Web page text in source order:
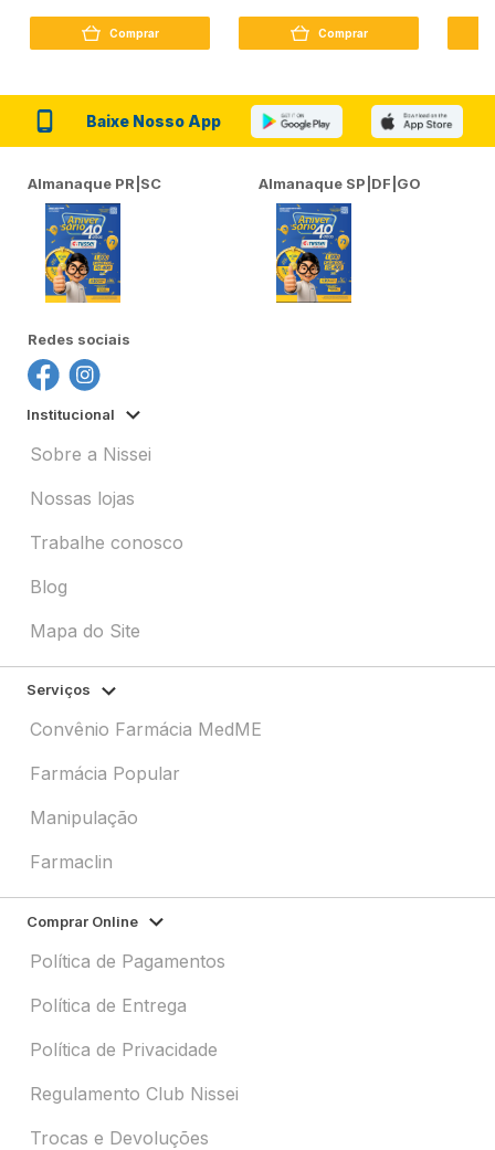
Comprar Comprar
Baixe Nosso App
Almanaque PR|SC Almanaque SP|DF|GO
Redes sociais
Institucional
Sobre a Nissei
Nossas lojas
Trabalhe conosco
Blog
Mapa do Site
Serviços
Convênio Farmácia MedME
Farmácia Popular
Manipulação
Farmaclin
Comprar Online
Política de Pagamentos
Política de Entrega
Política de Privacidade
Regulamento Club Nissei
Trocas e Devoluções